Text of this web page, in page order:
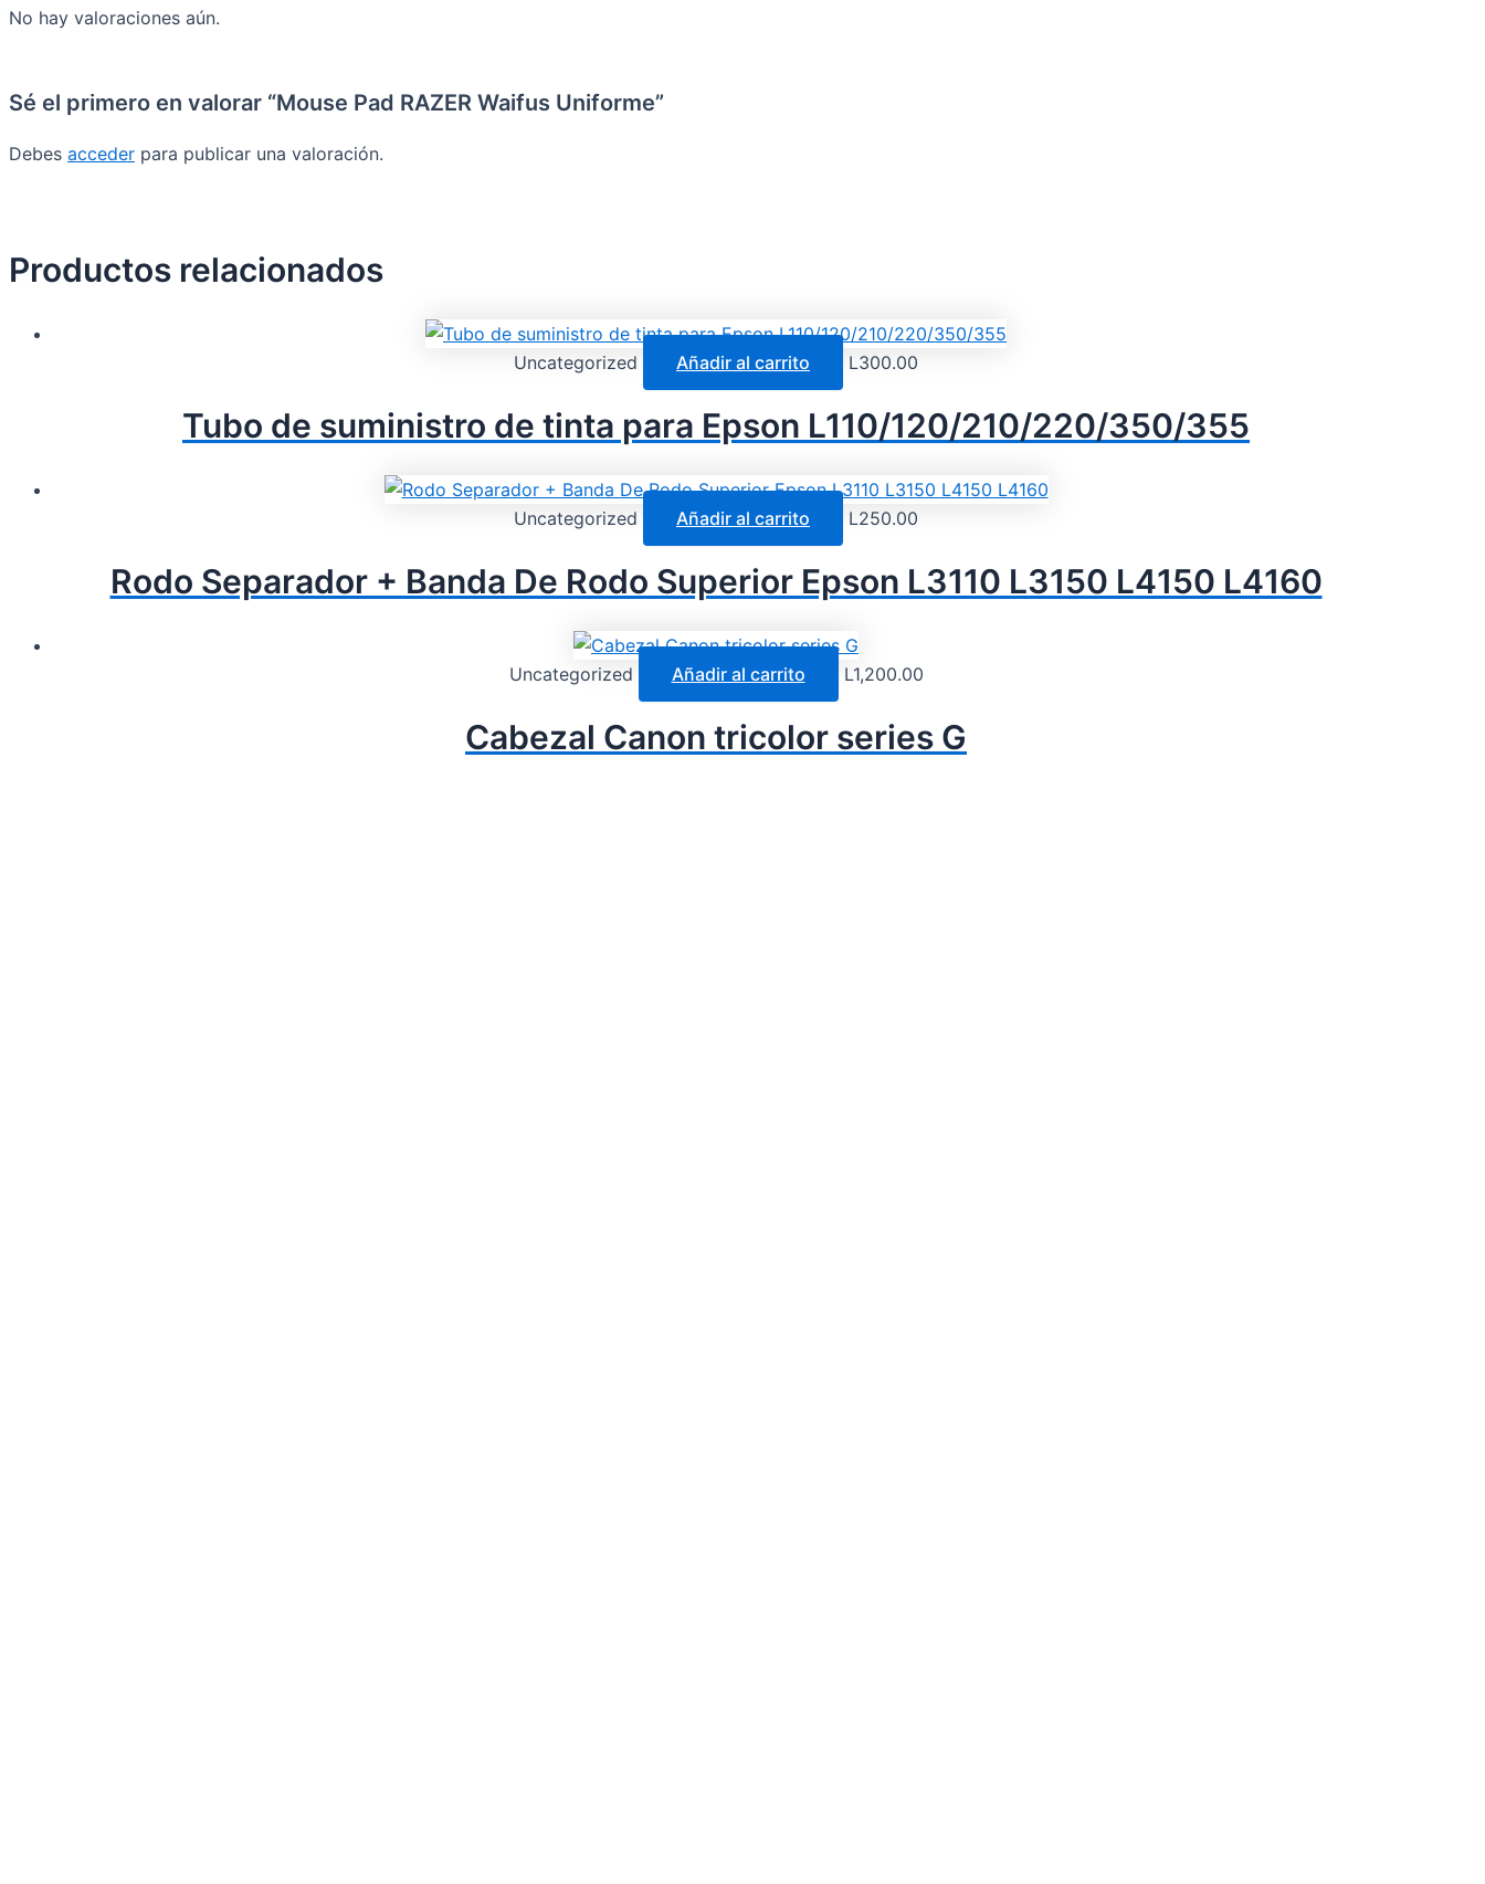
No hay valoraciones aún.
Sé el primero en valorar “Mouse Pad RAZER Waifus Uniforme”
Debes acceder para publicar una valoración.
Productos relacionados
Uncategorized Añadir al carrito L300.00
Tubo de suministro de tinta para Epson L110/120/210/220/350/355
Uncategorized Añadir al carrito L250.00
Rodo Separador + Banda De Rodo Superior Epson L3110 L3150 L4150 L4160
Uncategorized Añadir al carrito L1,200.00
Cabezal Canon tricolor series G